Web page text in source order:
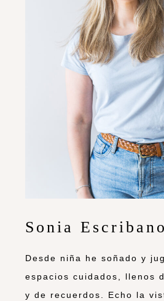
Sonia Escribano
Desde niña he soñado y
espacios cuidados, llenos
y de recuerdos. Echo la